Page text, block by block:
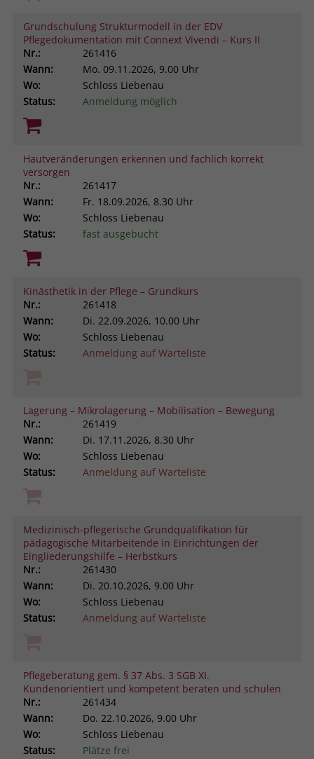
Grundschulung Strukturmodell in der EDV
Pflegedokumentation mit Connext Vivendi – Kurs II
Nr.:
261416
Wann:
Mo. 09.11.2026, 9.00 Uhr
Wo:
Schloss Liebenau
Status:
Anmeldung möglich
Hautveränderungen erkennen und fachlich korrekt
versorgen
Nr.:
261417
Wann:
Fr. 18.09.2026, 8.30 Uhr
Wo:
Schloss Liebenau
Status:
fast ausgebucht
Kinästhetik in der Pflege – Grundkurs
Nr.:
261418
Wann:
Di. 22.09.2026, 10.00 Uhr
Wo:
Schloss Liebenau
Status:
Anmeldung auf Warteliste
Lagerung – Mikrolagerung – Mobilisation – Bewegung
Nr.:
261419
Wann:
Di. 17.11.2026, 8.30 Uhr
Wo:
Schloss Liebenau
Status:
Anmeldung auf Warteliste
Medizinisch-pflegerische Grundqualifikation für
pädagogische Mitarbeitende in Einrichtungen der
Eingliederungshilfe – Herbstkurs
Nr.:
261430
Wann:
Di. 20.10.2026, 9.00 Uhr
Wo:
Schloss Liebenau
Status:
Anmeldung auf Warteliste
Pflegeberatung gem. § 37 Abs. 3 SGB XI.
Kundenorientiert und kompetent beraten und schulen
Nr.:
261434
Wann:
Do. 22.10.2026, 9.00 Uhr
Wo:
Schloss Liebenau
Status:
Plätze frei